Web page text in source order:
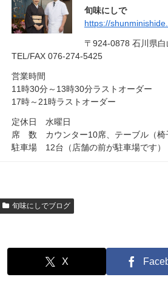
旬味にしで
https://
〒924-0878 石川県白
TEL/FAX 076-274-5425
営業時間
11時30分～13時30分ラストオーダー
17時～21時ラストオーダー
定休日 水曜日
席 数 カウンター10席、テーブル（椅
駐車場 12台（店舗の前が駐車場です）
旬味にしでブログ
X